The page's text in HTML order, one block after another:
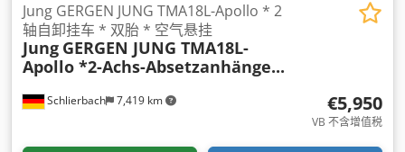
Schlierbach 7,419 km
Jung GERGEN JUNG TMA18L-Apollo * 2
轴自卸挂车 * 双胎 * 空气悬挂
Jung GERGEN JUNG TMA18L-
Apollo *2-Achs-Absetzanhänge...
€5,950
VB 不含增值税